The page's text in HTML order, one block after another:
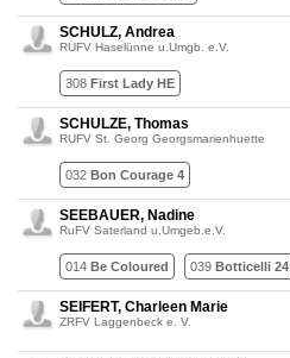
SCHULZ, Andrea
RUFV Haselünne u.Umgb. e.V.
308 First Lady HE
SCHULZE, Thomas
RUFV St. Georg Georgsmarienhuette
032 Bon Courage 4
SEEBAUER, Nadine
RuFV Saterland u.Umgeb.e.V.
014 Be Coloured 039 Botticelli 24
SEIFERT, Charleen Marie
ZRFV Laggenbeck e. V.